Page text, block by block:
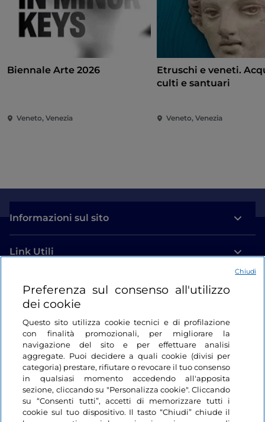
Biennale Arte 2026
Veneto, Venezia
Etruschi e veneti.
culti e santuari
Veneto, Venezia
Informazioni sul sito
Link Utili
Login
Restiamo in contatto
Preferenza sul consenso all'utilizzo
dei cookie
Questo sito utilizza cookie tecnici e di profilazione
con finalità promozionali, per migliorare la
navigazione del sito e per effettuare analisi
aggregate. Puoi decidere a quali cookie (divisi per
categoria) prestare, rifiutare o revocare il tuo consenso
in qualsiasi momento accedendo all'apposita
sezione, cliccando su "Personalizza cookie". Cliccando
su “Consenti tutti”, accetti di memorizzare tutti i
cookie sul tuo dispositivo. Il tasto “Chiudi” chiude il
Chiudi